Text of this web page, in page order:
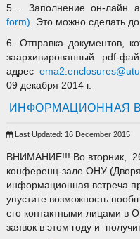
5. . Заполнение он-лайн
form). Это можно сделать
6. Отправка документов,
заархивированный pdf-
адрес
09 декабря 2014 г.
ИНФОРМАЦИОННАЯ
Last Updated: 16 December 2015
ВНИМАНИЕ!!! Во вторник,
конференц-зале ОНУ
информационная встреча
упустите возможность
его контактными лицами в
заявок в этом году и